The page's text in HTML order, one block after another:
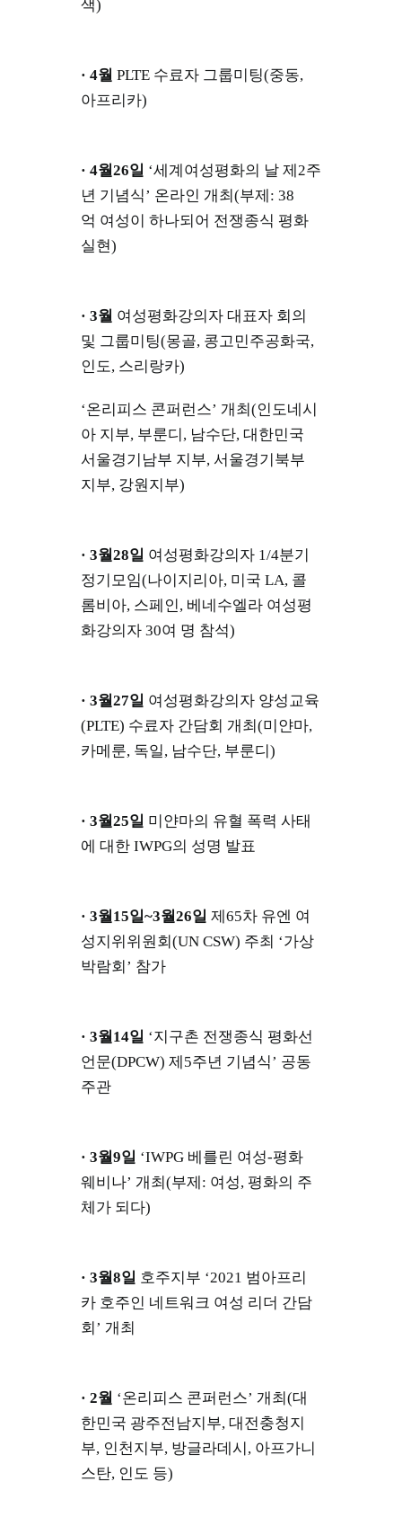
색)
· 4월 PLTE 수료자 그룹미팅(중동,
아프리카)
· 4월26일 ‘세계여성평화의 날 제2주
년 기념식’ 온라인 개최(부제: 38
억 여성이 하나되어 전쟁종식 평화
실현)
· 3월 여성평화강의자 대표자 회의
및 그룹미팅(몽골, 콩고민주공화국,
인도, 스리랑카)
‘온리피스 콘퍼런스’ 개최(인도네시
아 지부, 부룬디, 남수단, 대한민국
서울경기남부 지부, 서울경기북부
지부, 강원지부)
· 3월28일 여성평화강의자 1/4분기
정기모임(나이지리아, 미국 LA, 콜
롬비아, 스페인, 베네수엘라 여성평
화강의자 30여 명 참석)
· 3월27일 여성평화강의자 양성교육
(PLTE) 수료자 간담회 개최(미얀마,
카메룬, 독일, 남수단, 부룬디)
· 3월25일 미얀마의 유혈 폭력 사태
에 대한 IWPG의 성명 발표
· 3월15일~3월26일 제65차 유엔 여
성지위위원회(UN CSW) 주최 ‘가상
박람회’ 참가
· 3월14일 ‘지구촌 전쟁종식 평화선
언문(DPCW) 제5주년 기념식’ 공동
주관
· 3월9일 ‘IWPG 베를린 여성-평화
웨비나’ 개최(부제: 여성, 평화의 주
체가 되다)
· 3월8일 호주지부 ‘2021 범아프리
카 호주인 네트워크 여성 리더 간담
회’ 개최
· 2월 ‘온리피스 콘퍼런스’ 개최(대
한민국 광주전남지부, 대전충청지
부, 인천지부, 방글라데시, 아프가니
스탄, 인도 등)